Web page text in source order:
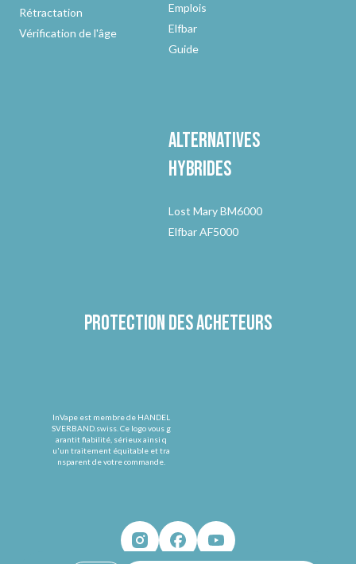
Rétractation
Vérification de l'âge
Emplois
Elfbar
Guide
Alternatives
hybrides
Lost Mary BM6000
Elfbar AF5000
Protection des acheteurs
InVape est membre de HANDEL
SVERBAND.swiss. Ce logo vous g
arantit fiabilité, sérieux ainsi q
u'un traitement équitable et tra
nsparent de votre commande.